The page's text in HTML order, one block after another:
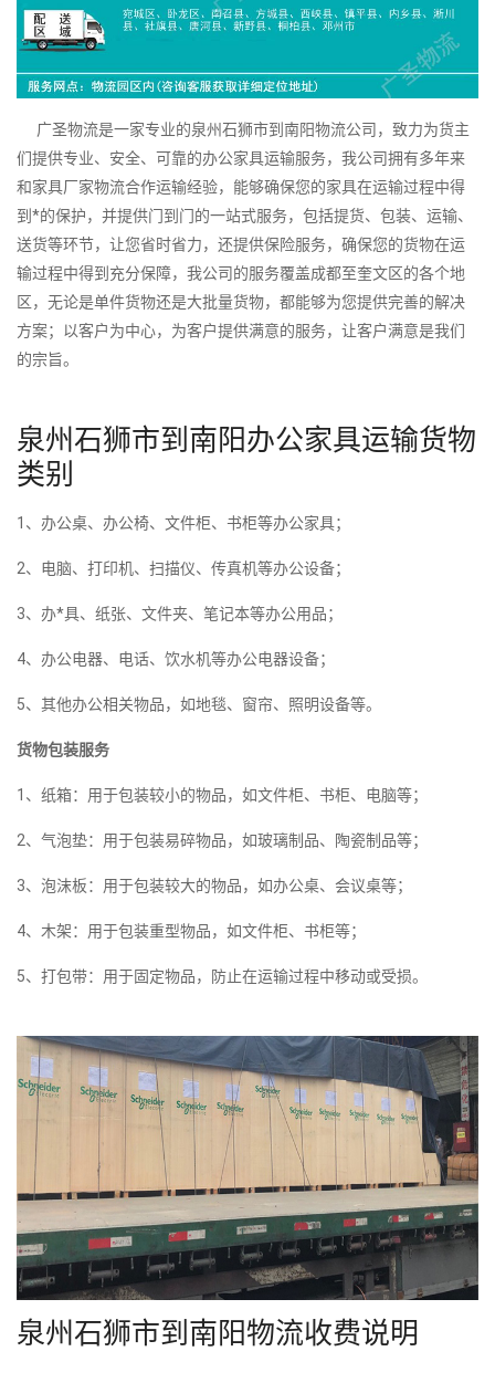
广圣物流是一家专业的泉州石狮市到南阳物流公司，致力为货主
们提供专业、安全、可靠的办公家具运输服务，我公司拥有多年来
和家具厂家物流合作运输经验，能够确保您的家具在运输过程中得
到*的保护，并提供门到门的一站式服务，包括提货、包装、运输、
送货等环节，让您省时省力，还提供保险服务，确保您的货物在运
输过程中得到充分保障，我公司的服务覆盖成都至奎文区的各个地
区，无论是单件货物还是大批量货物，都能够为您提供完善的解决
方案；以客户为中心，为客户提供满意的服务，让客户满意是我们
的宗旨。
泉州石狮市到南阳办公家具运输货物
类别
1、办公桌、办公椅、文件柜、书柜等办公家具；
2、电脑、打印机、扫描仪、传真机等办公设备；
3、办*具、纸张、文件夹、笔记本等办公用品；
4、办公电器、电话、饮水机等办公电器设备；
5、其他办公相关物品，如地毯、窗帘、照明设备等。
货物包装服务
1、纸箱：用于包装较小的物品，如文件柜、书柜、电脑等；
2、气泡垫：用于包装易碎物品，如玻璃制品、陶瓷制品等；
3、泡沫板：用于包装较大的物品，如办公桌、会议桌等；
4、木架：用于包装重型物品，如文件柜、书柜等；
5、打包带：用于固定物品，防止在运输过程中移动或受损。
泉州石狮市到南阳物流收费说明